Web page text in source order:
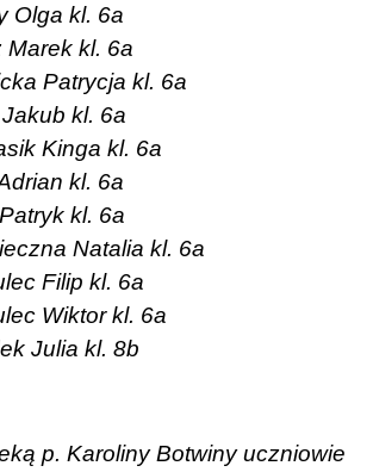
Olga kl. 6a
Marek kl. 6a
Patrycja kl. 6a
kl. 6a
Kinga kl. 6a
kl. 6a
kl. 6a
Natalia kl. 6a
Filip kl. 6a
Wiktor kl. 6a
Julia kl. 8b
p. Karoliny Botwiny uczniowie